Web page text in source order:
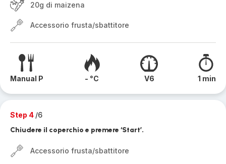
20g di maizena
Accessorio frusta/sbattitore
Manual P - °C V6 1 min
Step 4 /6
Chiudere il coperchio e premere ‘Start’.
Accessorio frusta/sbattitore